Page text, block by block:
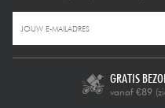
GRATIS
vanaf €89